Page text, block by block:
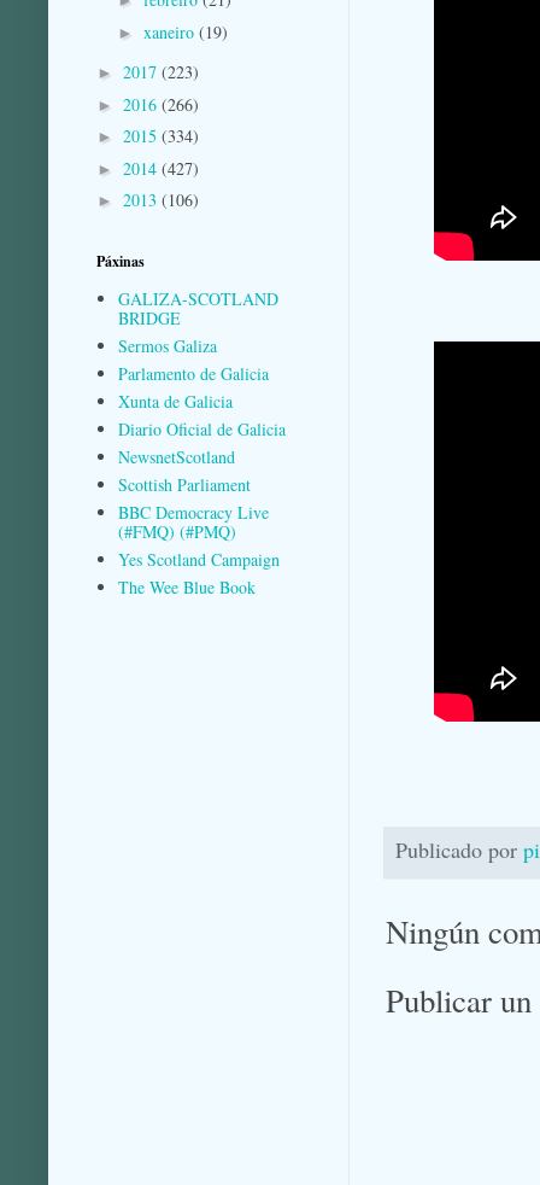
Publicado por
Ningún
Publicar
► xaneiro (19)
► 2017 (223)
► 2016 (266)
► 2015 (334)
► 2014 (427)
► 2013 (106)
Páxinas
GALIZA-SCOTLAND
BRIDGE
Sermos Galiza
Parlamento de Galicia
Xunta de Galicia
Diario Oficial de Galicia
NewsnetScotland
Scottish Parliament
BBC Democracy Live
(#FMQ) (#PMQ)
Yes Scotland Campaign
The Wee Blue Book